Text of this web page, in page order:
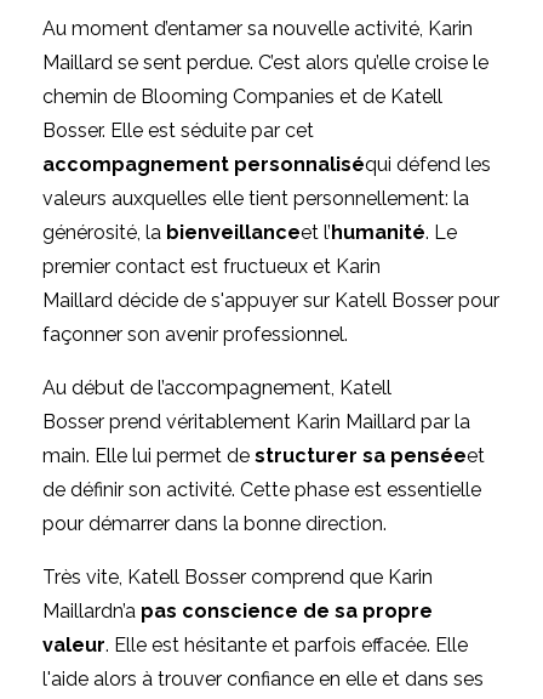
Au moment d’entamer sa nouvelle activité, Karin
Maillard se sent perdue. C’est alors qu’elle croise le
chemin de Blooming Companies et de Katell
Bosser. Elle est séduite par cet
accompagnement personnaliséqui défend les
valeurs auxquelles elle tient personnellement: la
générosité, la bienveillanceet l’humanité. Le
premier contact est fructueux et Karin
Maillard décide de s'appuyer sur Katell Bosser pour
façonner son avenir professionnel.
Au début de l’accompagnement, Katell
Bosser prend véritablement Karin Maillard par la
main. Elle lui permet de structurer sa penséeet
de définir son activité. Cette phase est essentielle
pour démarrer dans la bonne direction.
Très vite, Katell Bosser comprend que Karin
Maillardn’a pas conscience de sa propre
valeur. Elle est hésitante et parfois effacée. Elle
l'aide alors à trouver confiance en elle et dans ses